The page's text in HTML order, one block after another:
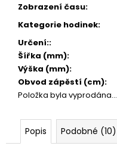
Zobrazení času:
Kategorie hodinek:
Určení::
Šířka (mm):
Výška (mm):
Obvod zápěstí (cm):
Položka byla vyprodána…
Popis Podobné (10)